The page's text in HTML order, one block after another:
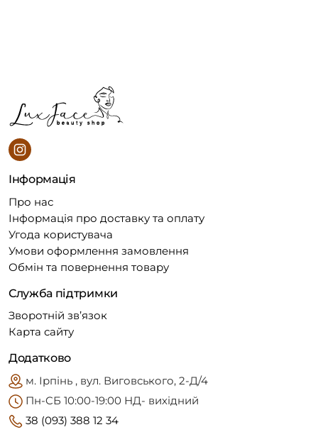
Інформація
Про нас
Інформація про доставку та оплату
Угода користувача
Умови оформлення замовлення
Обмін та повернення товару
Служба підтримки
Зворотній зв’язок
Карта сайту
Додатково
м. Ірпінь , вул. Виговського, 2-Д/4
Пн-CБ 10:00-19:00 НД- вихідний
38 (093) 388 12 34